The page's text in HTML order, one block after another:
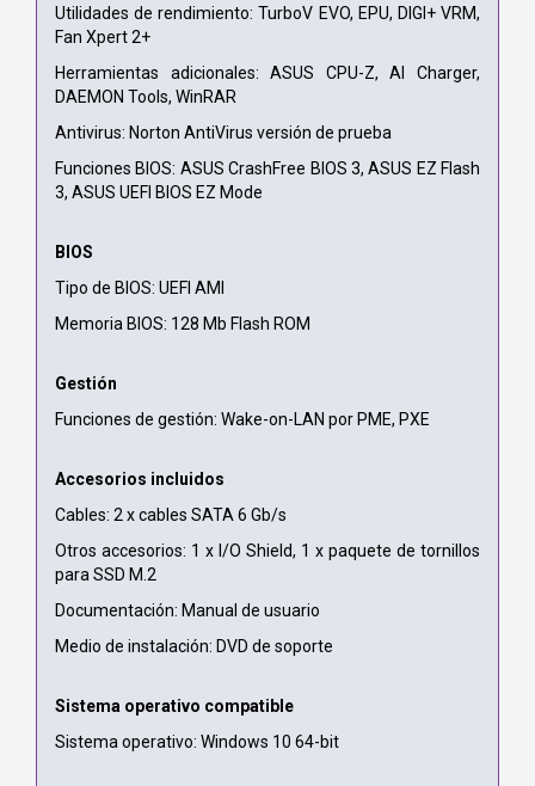
Utilidades de rendimiento: TurboV EVO, EPU, DIGI+ VRM,
Fan Xpert 2+
Herramientas adicionales: ASUS CPU-Z, AI Charger,
DAEMON Tools, WinRAR
Antivirus: Norton AntiVirus versión de prueba
Funciones BIOS: ASUS CrashFree BIOS 3, ASUS EZ Flash
3, ASUS UEFI BIOS EZ Mode
BIOS
Tipo de BIOS: UEFI AMI
Memoria BIOS: 128 Mb Flash ROM
Gestión
Funciones de gestión: Wake-on-LAN por PME, PXE
Accesorios incluidos
Cables: 2 x cables SATA 6 Gb/s
Otros accesorios: 1 x I/O Shield, 1 x paquete de tornillos
para SSD M.2
Documentación: Manual de usuario
Medio de instalación: DVD de soporte
Sistema operativo compatible
Sistema operativo: Windows 10 64-bit